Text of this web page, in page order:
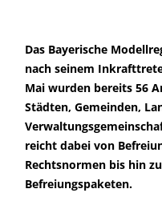
Das Bayerische
nach seinem
Mai wurden bereits 56
Städten, Gemeinden,
reicht dabei von
Rechtsnormen bis hin
Befreiungspaketen.